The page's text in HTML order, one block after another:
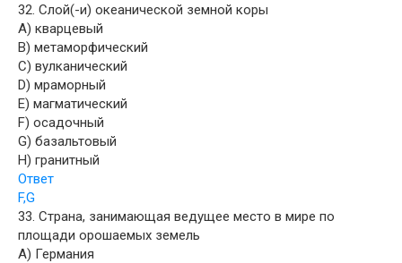
32. Слой(-и) океанической земной коры
A) кварцевый
B) метаморфический
C) вулканический
D) мраморный
E) магматический
F) осадочный
G) базальтовый
H) гранитный
Ответ
F,G
33. Страна, занимающая ведущее место в мире по
площади орошаемых земель
A) Германия